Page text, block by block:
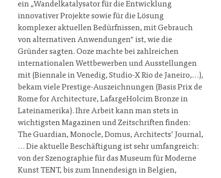
ein „Wandelkatalysator für die Entwicklung
innovativer Projekte sowie für die Lösung
komplexer aktuellen Bedürfnissen, mit Gebrauch
von alternativen Anwendungen“ ist, wie die
Gründer sagten. Ooze machte bei zahlreichen
internationalen Wettbewerben und Ausstellungen
mit (Biennale in Venedig, Studio-X Rio de Janeiro,…),
bekam viele Prestige-Auszeichnungen (Basis Prix de
Rome for Architecture, LafargeHolcim Bronze in
Lateinamerika). Ihre Arbeit kann man stets in
wichtigsten Magazinen und Zeitschriften finden:
The Guardian, Monocle, Domus, Architects’ Journal,
… Die aktuelle Beschäftigung ist sehr umfangreich:
von der Szenographie für das Museum für Moderne
Kunst TENT, bis zum Innendesign in Belgien,